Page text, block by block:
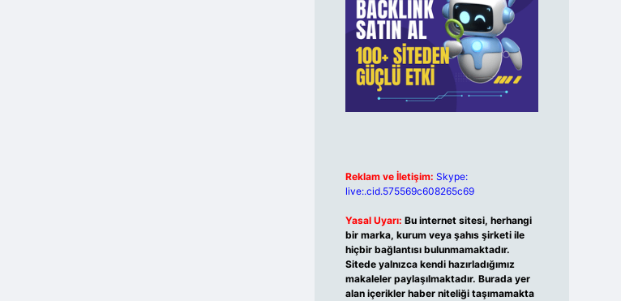
Reklam ve İletişim: Skype:
live:.cid.575569c608265c69
Yasal Uyarı: Bu internet sitesi, herhangi
bir marka, kurum veya şahıs şirketi ile
hiçbir bağlantısı bulunmamaktadır.
Sitede yalnızca kendi hazırladığımız
makaleler paylaşılmaktadır. Burada yer
alan içerikler haber niteliği taşımamakta